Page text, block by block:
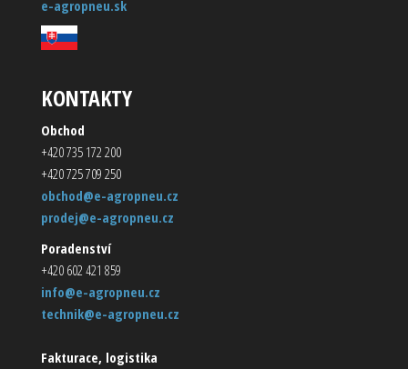
e-agropneu.sk
KONTAKTY
Obchod
+420 735 172 200
+420 725 709 250
obchod@e-agropneu.cz
prodej@e-agropneu.cz
Poradenství
+420 602 421 859
info@e-agropneu.cz
technik@e-agropneu.cz
Fakturace, logistika